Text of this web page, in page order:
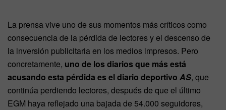
La prensa vive uno de sus momentos más críticos como
consecuencia de la pérdida de lectores y el descenso de
la inversión publicitaria en los medios impresos. Pero
concretamente, uno de los diarios que más está
acusando esta pérdida es el diario deportivo AS, que
continúa perdiendo lectores, después de que el último
EGM haya reflejado una bajada de 54.000 seguidores,